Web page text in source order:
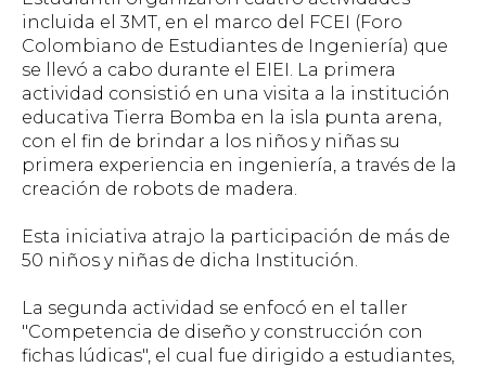
incluida el 3MT, en el marco del FCEI (Foro
Colombiano de Estudiantes de Ingeniería) que
se llevó a cabo durante el EIEI. La primera
actividad consistió en una visita a la institución
educativa Tierra Bomba en la isla punta arena,
con el fin de brindar a los niños y niñas su
primera experiencia en ingeniería, a través de la
creación de robots de madera.
Esta iniciativa atrajo la participación de más de
50 niños y niñas de dicha Institución.
La segunda actividad se enfocó en el taller
"Competencia de diseño y construcción con
fichas lúdicas", el cual fue dirigido a estudiantes,